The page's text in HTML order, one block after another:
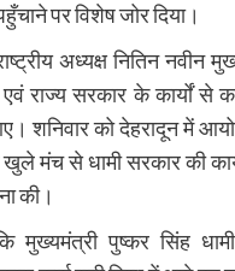
पर विशेष जोर दिया।
अध्यक्ष नितिन नवीन
राज्य सरकार के कार्यों से
शनिवार को देहरादून में
खुले मंच से धामी सरकार की
की।
मुख्यमंत्री पुष्कर सिंह